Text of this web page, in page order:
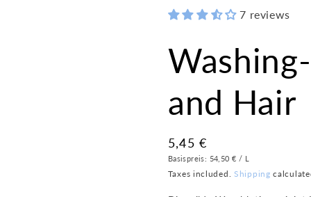
7 reviews
and Hair
Regular
price
5,45 €
Basispreis: Unit
54,50 € / Per
L
Taxes included. Shipping